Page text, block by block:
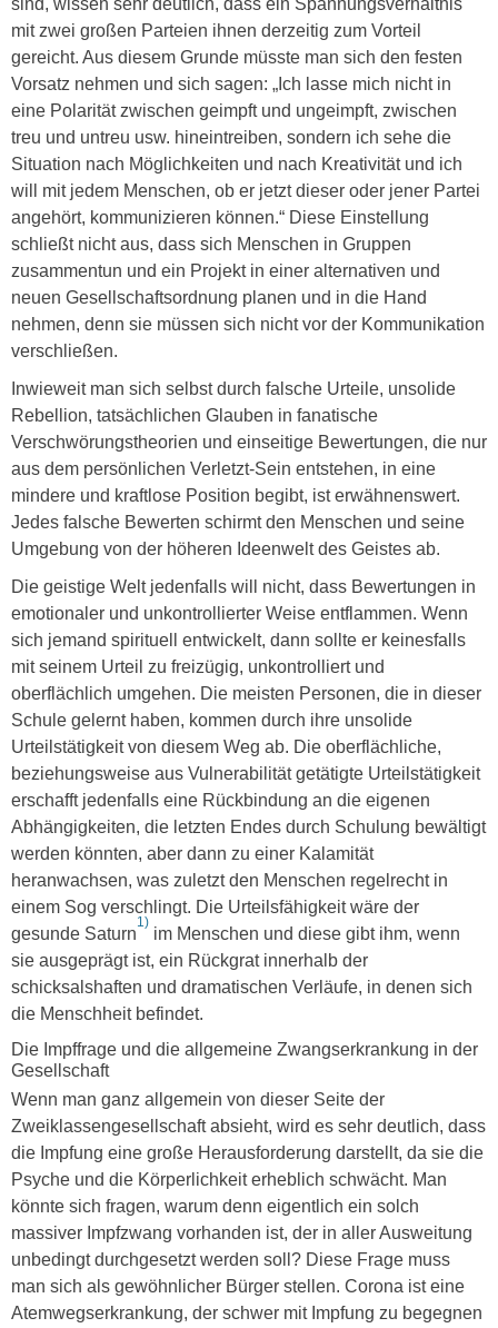
mit zwei großen Parteien ihnen derzeitig zum Vorteil
gereicht. Aus diesem Grunde müsste man sich den festen
Vorsatz nehmen und sich sagen: „Ich lasse mich nicht in
eine Polarität zwischen geimpft und ungeimpft, zwischen
treu und untreu usw. hineintreiben, sondern ich sehe die
Situation nach Möglichkeiten und nach Kreativität und ich
will mit jedem Menschen, ob er jetzt dieser oder jener Partei
angehört, kommunizieren können.“ Diese Einstellung
schließt nicht aus, dass sich Menschen in Gruppen
zusammentun und ein Projekt in einer alternativen und
neuen Gesellschaftsordnung planen und in die Hand
nehmen, denn sie müssen sich nicht vor der Kommunikation
verschließen.
Inwieweit man sich selbst durch falsche Urteile, unsolide
Rebellion, tatsächlichen Glauben in fanatische
Verschwörungstheorien und einseitige Bewertungen, die nur
aus dem persönlichen Verletzt-Sein entstehen, in eine
mindere und kraftlose Position begibt, ist erwähnenswert.
Jedes falsche Bewerten schirmt den Menschen und seine
Umgebung von der höheren Ideenwelt des Geistes ab.
Die geistige Welt jedenfalls will nicht, dass Bewertungen in
emotionaler und unkontrollierter Weise entflammen. Wenn
sich jemand spirituell entwickelt, dann sollte er keinesfalls
mit seinem Urteil zu freizügig, unkontrolliert und
oberflächlich umgehen. Die meisten Personen, die in dieser
Schule gelernt haben, kommen durch ihre unsolide
Urteilstätigkeit von diesem Weg ab. Die oberflächliche,
beziehungsweise aus Vulnerabilität getätigte Urteilstätigkeit
erschafft jedenfalls eine Rückbindung an die eigenen
Abhängigkeiten, die letzten Endes durch Schulung bewältigt
werden könnten, aber dann zu einer Kalamität
heranwachsen, was zuletzt den Menschen regelrecht in
einem Sog verschlingt. Die Urteilsfähigkeit wäre der
gesunde Saturn
1)
im Menschen und diese gibt ihm, wenn
sie ausgeprägt ist, ein Rückgrat innerhalb der
schicksalshaften und dramatischen Verläufe, in denen sich
die Menschheit befindet.
Die Impffrage und die allgemeine Zwangserkrankung in der
Gesellschaft
Wenn man ganz allgemein von dieser Seite der
Zweiklassengesellschaft absieht, wird es sehr deutlich, dass
die Impfung eine große Herausforderung darstellt, da sie die
Psyche und die Körperlichkeit erheblich schwächt. Man
könnte sich fragen, warum denn eigentlich ein solch
massiver Impfzwang vorhanden ist, der in aller Ausweitung
unbedingt durchgesetzt werden soll? Diese Frage muss
man sich als gewöhnlicher Bürger stellen. Corona ist eine
Atemwegserkrankung, der schwer mit Impfung zu begegnen